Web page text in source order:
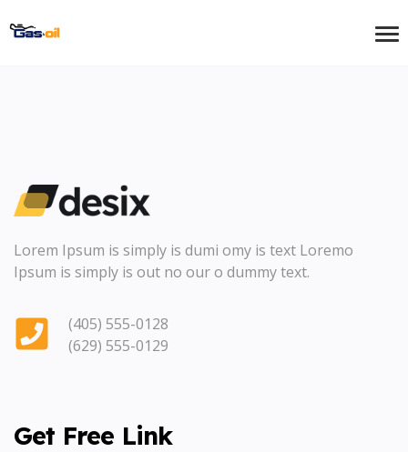
Lorem Ipsum is simply is dumi omy is text Loremo
Ipsum is simply is out no our o dummy text.
(405) 555-0128
(629) 555-0129
Get Free Link